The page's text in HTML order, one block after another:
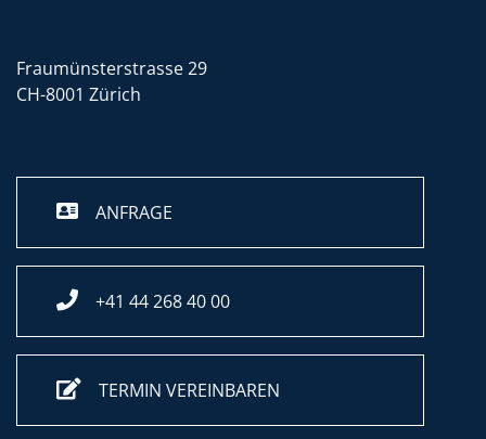
Fraumünsterstrasse 29
CH-8001 Zürich
ANFRAGE
+41 44 268 40 00
TERMIN VEREINBAREN